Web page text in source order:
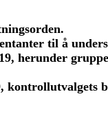
til å
herunder
, kontrollutvalgets